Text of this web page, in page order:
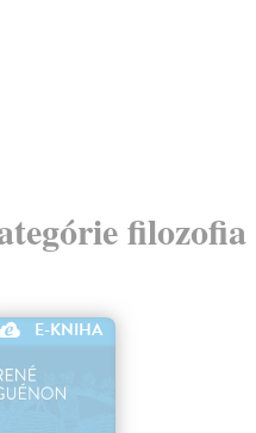
filozofia
E-KNIHA